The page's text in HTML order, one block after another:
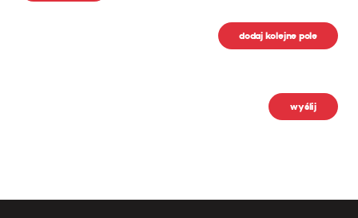
dodaj kolejne pole
wyślij